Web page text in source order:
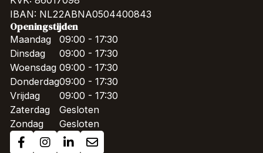
IBAN: NL22ABNA0504400843
Openingstijden
Maandag
Dinsdag
Woensdag
Donderdag
Vrijdag
Zaterdag
Zondag
09:00 - 17:30
09:00 - 17:30
09:00 - 17:30
09:00 - 17:30
09:00 - 17:30
Gesloten
Gesloten